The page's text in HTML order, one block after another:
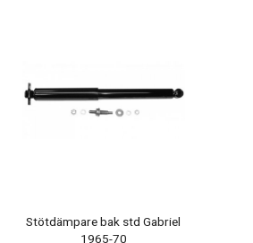
Stötdämpare bak std Gabriel
1965-70